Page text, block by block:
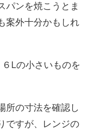
パンを焼こうとま
案外十分かもしれ
Lの小さいものを
所の寸法を確認し
ですが、レンジの